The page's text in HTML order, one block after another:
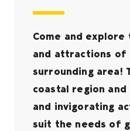
Come and
and attractions of
surrounding area!
coastal region
and invigorating
suit the needs of